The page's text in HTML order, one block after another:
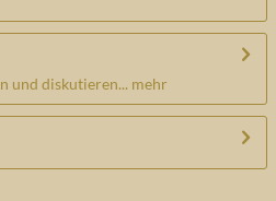
und diskutieren... mehr